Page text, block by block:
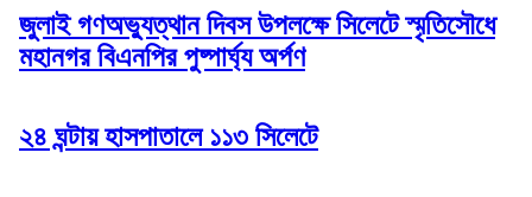
জুলাই গণঅভ্যুত্থান দিবস উপলক্ষে সিলেটে স্মৃতিসৌধে
মহানগর বিএনপির পুষ্পার্ঘ্য অর্পণ
২৪ ঘন্টায় হাসপাতালে ১১৩ সিলেটে